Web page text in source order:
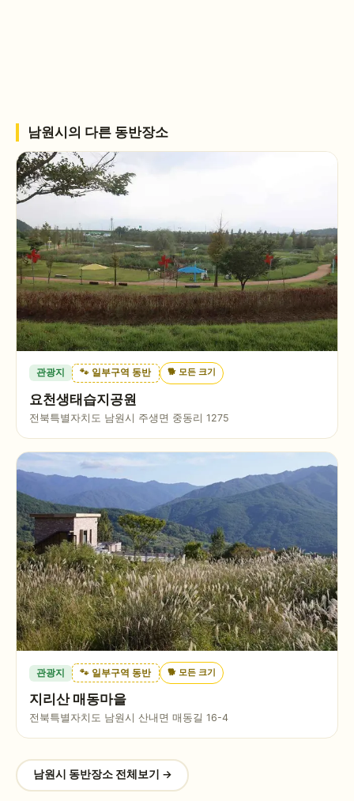
남원시 의 다른 동반장소
관광지 🐾 일부구역 동반 🐕 모든 크기
요천생태습지공원
전북특별자치도 남원시 주생면 중동리 1275
관광지 🐾 일부구역 동반 🐕 모든 크기
지리산 매동마을
전북특별자치도 남원시 산내면 매동길 16-4
남원시 동반장소 전체보기 →